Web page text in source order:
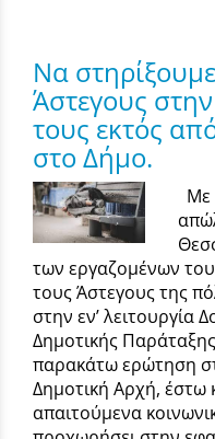
Να
Άστεγους
τους εκτός
στο Δήμο.
Με
των εργαζομένων
τους Άστεγους της
στην εν’ λειτουργία
Δημοτικής
παρακάτω ερώτηση
Δημοτική Αρχή, έστω
απαιτούμενα